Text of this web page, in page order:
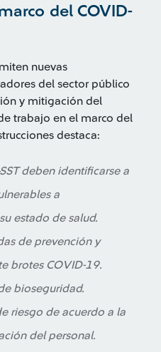
del COVID-
nuevas
del sector público
y mitigación del
trabajo en el marco del
destaca:
deben identificarse a
a
estado de salud.
de prevención y
brotes COVID-19.
bioseguridad.
riesgo de acuerdo a la
del personal.